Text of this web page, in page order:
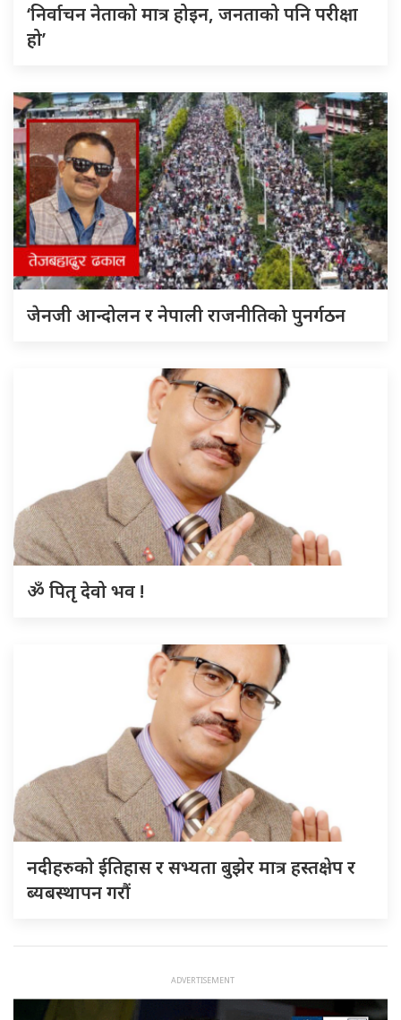
‘निर्वाचन नेताको मात्र होइन, जनताको पनि परीक्षा
हो’
जेनजी आन्दोलन र नेपाली राजनीतिको पुनर्गठन
ॐ पितृ देवो भव !
नदीहरुकाे ईतिहास र सभ्यता बुझेर मात्र हस्तक्षेप र
ब्यबस्थापन गराैं